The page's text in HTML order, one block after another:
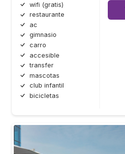
wifi (gratis)
restaurante
ac
gimnasio
carro
accesible
transfer
mascotas
club infantil
bicicletas